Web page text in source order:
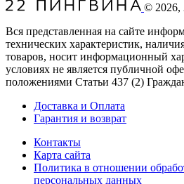
© 2026,
Вся представленная на сайте
технических характеристик,
товаров, носит информационный
условиях не является публичной
положениями Статьи 437 (2)
Доставка и Оплата
Гарантия и возврат
Контакты
Карта сайта
Политика в отношении
персональных данных